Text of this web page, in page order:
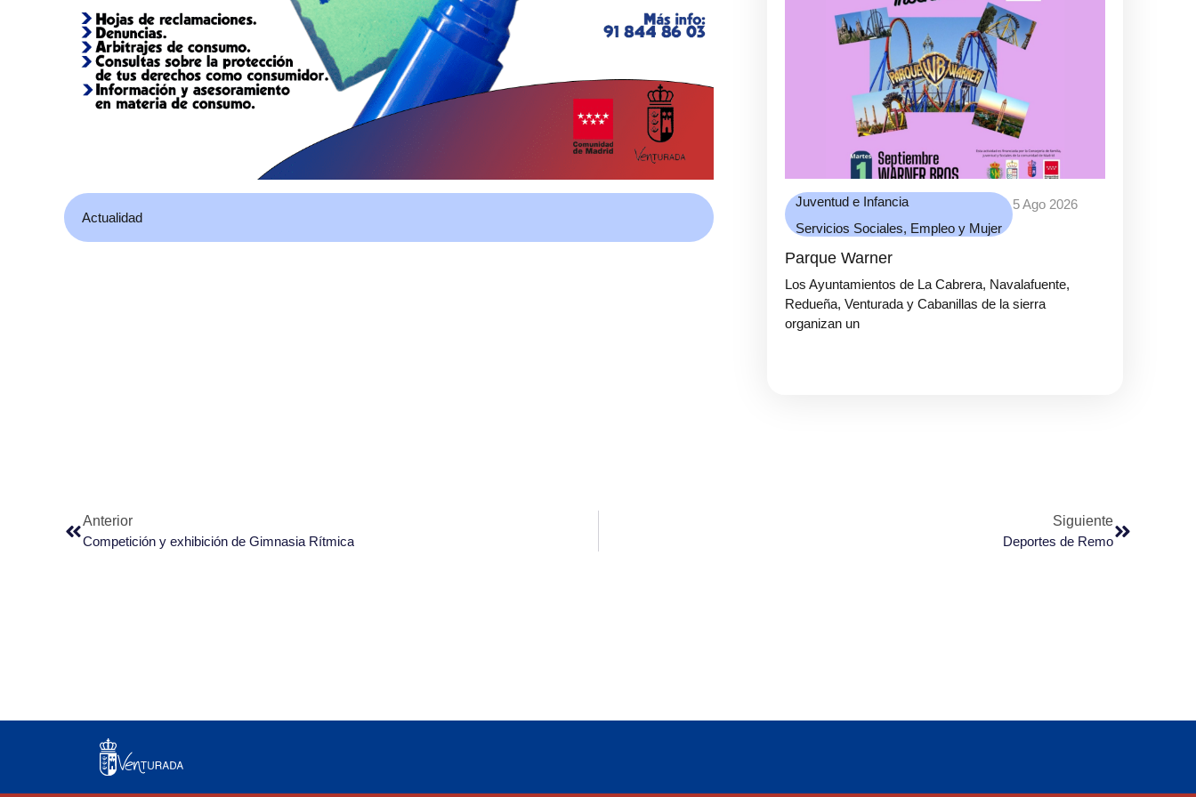
Actualidad
Juventud e Infancia
Servicios Sociales, Empleo y Mujer
5 Ago 2026
Parque Warner
Los Ayuntamientos de La Cabrera, Navalafuente,
Redueña, Venturada y Cabanillas de la sierra
organizan un
Anterior
Competición y exhibición de Gimnasia Rítmica
Siguiente
Deportes de Remo